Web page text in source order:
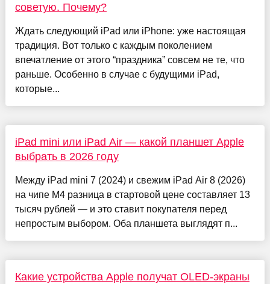
советую. Почему?
Ждать следующий iPad или iPhone: уже настоящая
традиция. Вот только с каждым поколением
впечатление от этого “праздника” совсем не те, что
раньше. Особенно в случае с будущими iPad,
которые...
iPad mini или iPad Air — какой планшет Apple
выбрать в 2026 году
Между iPad mini 7 (2024) и свежим iPad Air 8 (2026)
на чипе M4 разница в стартовой цене составляет 13
тысяч рублей — и это ставит покупателя перед
непростым выбором. Оба планшета выглядят п...
Какие устройства Apple получат OLED-экраны